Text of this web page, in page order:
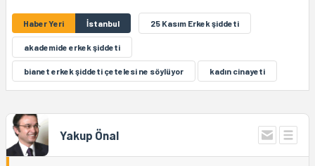
Haber Yeri İstanbul 25 Kasım Erkek şiddeti
akademide erkek şiddeti
bianet erkek şiddeti çetelesi ne söylüyor kadın cinayeti
Yakup Önal